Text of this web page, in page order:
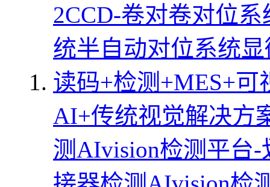
2CCD-卷对卷对位系
统半自动对位系统
读码+检测+MES+可
AI+传统视觉解决方
测 AIvision检测平台-